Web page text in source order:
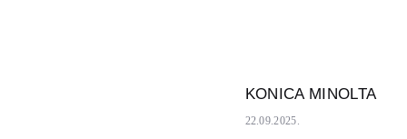
КРЕТАЊЕ
Previous
post:
KONICA MINOLTA
22.09.2025.